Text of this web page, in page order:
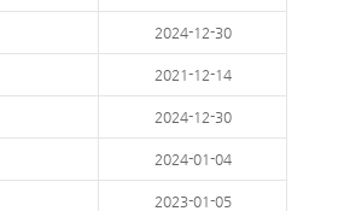
2024-12-30
2021-12-14
2024-12-30
2024-01-04
2023-01-05